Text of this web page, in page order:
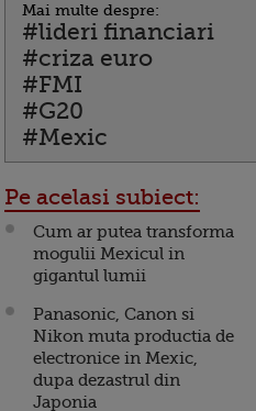
Mai multe despre:
#lideri financiari
#criza euro
#FMI
#G20
#Mexic
Pe acelasi subiect:
Cum ar putea transforma
mogulii Mexicul in
gigantul lumii
Panasonic, Canon si
Nikon muta productia de
electronice in Mexic,
dupa dezastrul din
Japonia